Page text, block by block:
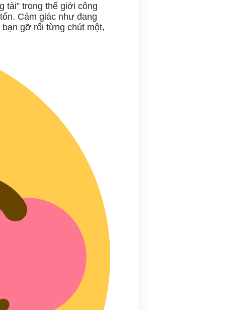
tài” trong thế giới công
Cảm giác như đang
gỡ rối từng chút một,